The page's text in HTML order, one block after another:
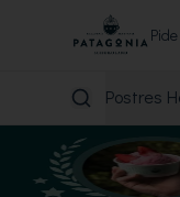
Postres